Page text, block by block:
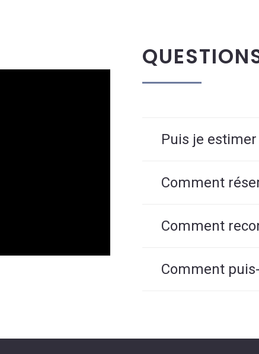
Puis je
Comment
Comment
Comment